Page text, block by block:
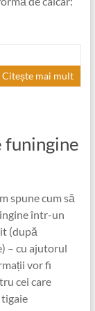
Citește mai mult
funingine
spune cum să
într-un
(după
– cu ajutorul
vor fi
cei care